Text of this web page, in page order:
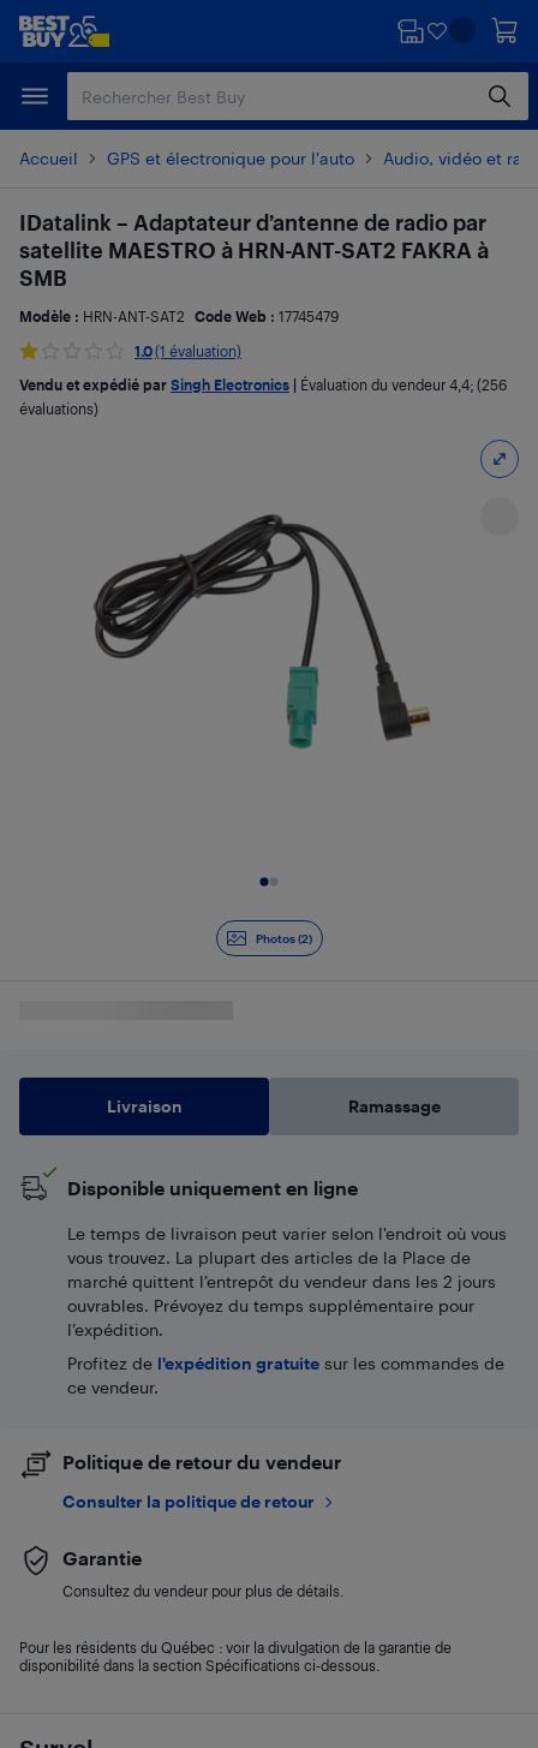
Passer
principal
Passer
Accueil GPS et électronique pour l'auto Audio, vidéo et
Photos (2)
IDatalink – Adaptateur d’antenne de radio par
satellite MAESTRO à HRN-ANT-SAT2 FAKRA à
SMB
Modèle : HRN-ANT-SAT2 Code Web : 17745479
1.0(1 évaluation)
Vendu et expédié par Singh Electronics Évaluation du vendeur 4,4; (256
évaluations)
Livraison Ramassage
Disponible uniquement en ligne
Le temps de livraison peut varier selon l'endroit où vous
vous trouvez. La plupart des articles de la Place de
marché quittent l’entrepôt du vendeur dans les 2 jours
ouvrables. Prévoyez du temps supplémentaire pour
l’expédition.
Profitez de l'expédition gratuite sur les commandes de
ce vendeur.
Politique de retour du vendeur
Consulter la politique de retour
Garantie
Consultez du vendeur pour plus de détails.
Pour les résidents du Québec : voir la divulgation de la garantie de
disponibilité dans la section Spécifications ci-dessous.